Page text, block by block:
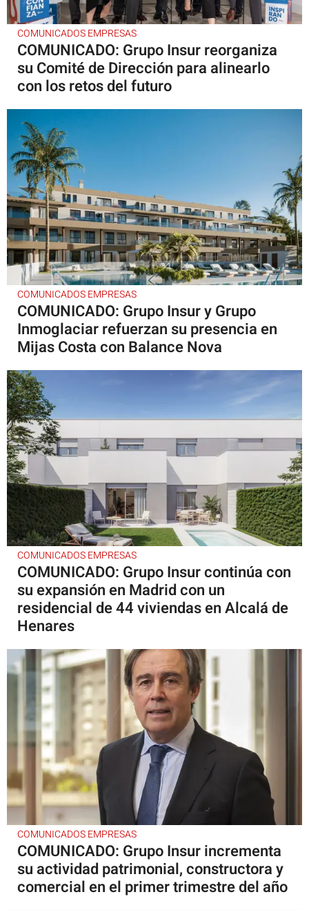
COMUNICADOS EMPRESAS
COMUNICADO: Grupo Insur reorganiza
su Comité de Dirección para alinearlo
con los retos del futuro
COMUNICADOS EMPRESAS
COMUNICADO: Grupo Insur y Grupo
Inmoglaciar refuerzan su presencia en
Mijas Costa con Balance Nova
COMUNICADOS EMPRESAS
COMUNICADO: Grupo Insur continúa con
su expansión en Madrid con un
residencial de 44 viviendas en Alcalá de
Henares
COMUNICADOS EMPRESAS
COMUNICADO: Grupo Insur incrementa
su actividad patrimonial, constructora y
comercial en el primer trimestre del año